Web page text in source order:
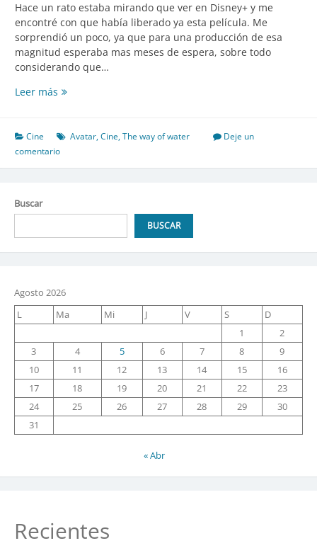
Hace un rato estaba mirando que ver en Disney+ y me
encontré con que había liberado ya esta película. Me
sorprendió un poco, ya que para una producción de esa
magnitud esperaba mas meses de espera, sobre todo
considerando que…
Leer más Avatar:
Of
Water
Cine Avatar,Cine,The way of water
Deje un
comentario
Buscar
BUSCAR
Agosto 2026
L
Ma Mi J V S
D
1
2
3
4 5 6 7 8
9
10
11 12 13 14 15
16
17
18 19 20 21 22
23
24
25 26 27 28 29
30
31
« Abr
Recientes